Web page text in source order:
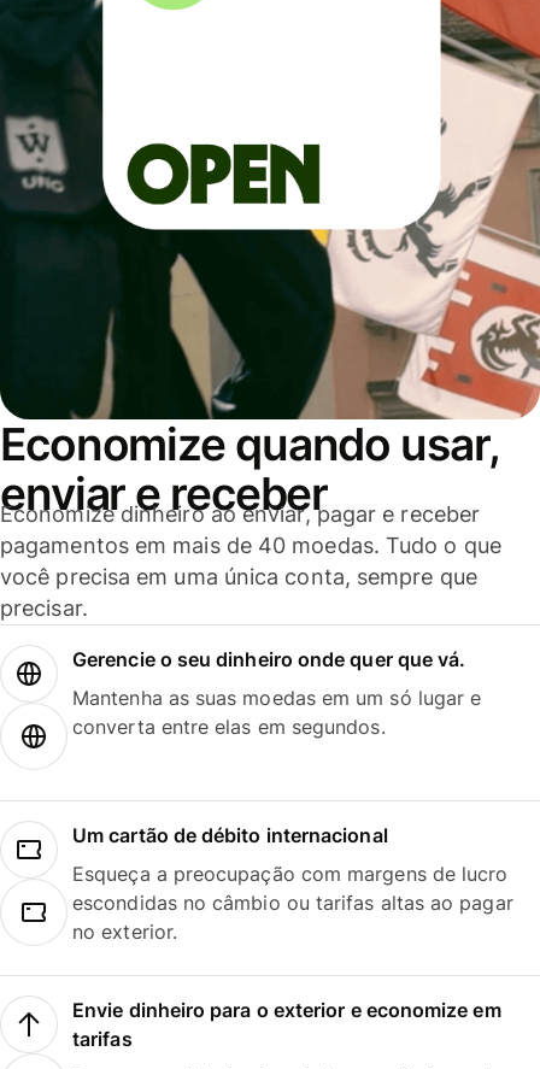
Economize quando usar,
enviar e receber
Economize dinheiro ao enviar, pagar e receber
pagamentos em mais de 40 moedas. Tudo o que
você precisa em uma única conta, sempre que
precisar.
Gerencie o seu dinheiro onde quer que vá.
Mantenha as suas moedas em um só lugar e
converta entre elas em segundos.
Um cartão de débito internacional
Esqueça a preocupação com margens de lucro
escondidas no câmbio ou tarifas altas ao pagar
no exterior.
Envie dinheiro para o exterior e economize em
tarifas